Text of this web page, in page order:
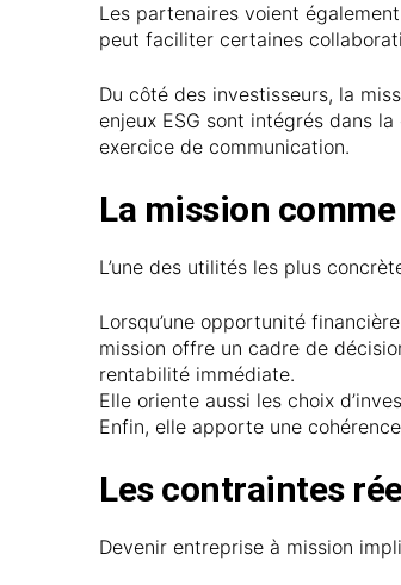
Les partenaires voient
peut faciliter certaines
Du côté des investisseurs, la
enjeux ESG sont intégrés dans
exercice de communication.
La mission
L’une des utilités les plus
Lorsqu’une opportunité
mission offre un cadre de
rentabilité immédiate.
Elle oriente aussi les choix
Enfin, elle apporte une
Les contraintes
Devenir entreprise à mission